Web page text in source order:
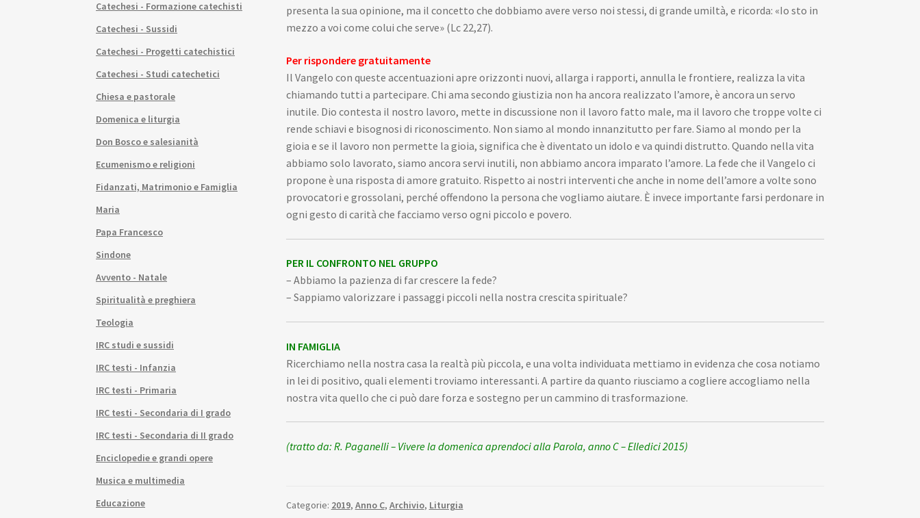
presenta la sua opinione, ma il concetto che dobbiamo avere verso noi stessi, di grande umiltà, e ricorda: «Io sto in
mezzo a voi come colui che serve» (Lc 22,27).
Per rispondere gratuitamente
Il Vangelo con queste accentuazioni apre orizzonti nuovi, allarga i rapporti, annulla le frontiere, realizza la vita
chiamando tutti a partecipare. Chi ama secondo giustizia non ha ancora realizzato l’amore, è ancora un servo
inutile. Dio contesta il nostro lavoro, mette in discussione non il lavoro fatto male, ma il lavoro che troppe volte ci
rende schiavi e bisognosi di riconoscimento. Non siamo al mondo innanzitutto per fare. Siamo al mondo per la
gioia e se il lavoro non permette la gioia, significa che è diventato un idolo e va quindi distrutto. Quando nella vita
abbiamo solo lavorato, siamo ancora servi inutili, non abbiamo ancora imparato l’amore. La fede che il Vangelo ci
propone è una risposta di amore gratuito. Rispetto ai nostri interventi che anche in nome dell’amore a volte sono
provocatori e grossolani, perché offendono la persona che vogliamo aiutare. È invece importante farsi perdonare in
ogni gesto di carità che facciamo verso ogni piccolo e povero.
PER IL CONFRONTO NEL GRUPPO
– Abbiamo la pazienza di far crescere la fede?
– Sappiamo valorizzare i passaggi piccoli nella nostra crescita spirituale?
IN FAMIGLIA
Ricerchiamo nella nostra casa la realtà più piccola, e una volta individuata mettiamo in evidenza che cosa notiamo
in lei di positivo, quali elementi troviamo interessanti. A partire da quanto riusciamo a cogliere accogliamo nella
nostra vita quello che ci può dare forza e sostegno per un cammino di trasformazione.
(tratto da: R. Paganelli – Vivere la domenica aprendoci alla Parola, anno C – Elledici 2015)
Categorie: 2019, Anno C, Archivio, Liturgia
Catechesi - Formazione catechisti
Catechesi - Sussidi
Catechesi - Progetti catechistici
Catechesi - Studi catechetici
Chiesa e pastorale
Domenica e liturgia
Don Bosco e salesianità
Ecumenismo e religioni
Fidanzati, Matrimonio e Famiglia
Maria
Papa Francesco
Sindone
Avvento - Natale
Spiritualità e preghiera
Teologia
IRC studi e sussidi
IRC testi - Infanzia
IRC testi - Primaria
IRC testi - Secondaria di I grado
IRC testi - Secondaria di II grado
Enciclopedie e grandi opere
Musica e multimedia
Educazione